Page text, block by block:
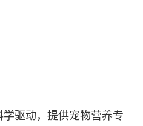
驱动，提供宠物营养专